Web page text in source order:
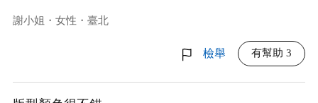
謝小姐・女性・臺北
檢舉 有幫助 3